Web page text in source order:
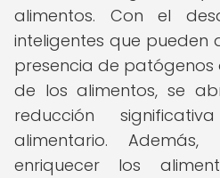
alimentos. Con el
inteligentes que pueden
presencia de patógenos
de los alimentos, se
reducción
alimentario.
enriquecer los